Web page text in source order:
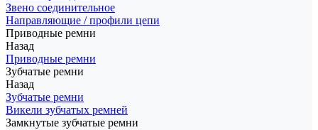
Звено соединительное
Направляющие / профили цепи
Приводные ремни
Назад
Приводные ремни
Зубчатые ремни
Назад
Зубчатые ремни
Викели зубчатых ремней
Замкнутые зубчатые ремни